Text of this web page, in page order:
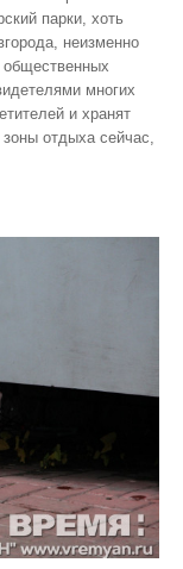
парки, хоть
неизменно
общественных
многих
и хранят
отдыха сейчас,